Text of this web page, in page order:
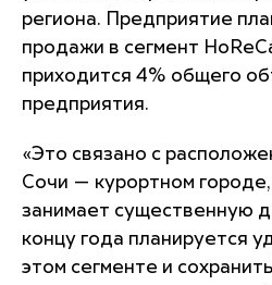
региона. Предприятие
продажи в сегмент
приходится 4% общего
предприятия.
«Это связано с
Сочи — курортном городе,
занимает существенную
концу года планируется
этом сегменте и